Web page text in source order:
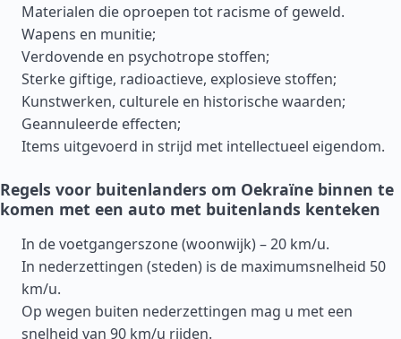
Materialen die oproepen tot racisme of geweld.
Wapens en munitie;
Verdovende en psychotrope stoffen;
Sterke giftige, radioactieve, explosieve stoffen;
Kunstwerken, culturele en historische waarden;
Geannuleerde effecten;
Items uitgevoerd in strijd met intellectueel eigendom.
Regels voor buitenlanders om Oekraïne binnen te
komen met een auto met buitenlands kenteken
In de voetgangerszone (woonwijk) – 20 km/u.
In nederzettingen (steden) is de maximumsnelheid 50
km/u.
Op wegen buiten nederzettingen mag u met een
snelheid van 90 km/u rijden.